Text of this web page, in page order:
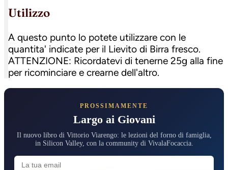
utilizzo
A questo punto lo potete utilizzare con le
quantita' indicate per il Lievito di Birra fresco.
ATTENZIONE: Ricordatevi di tenerne 25g alla fine
per ricominciare e crearne dell'altro.
PROSSIMAMENTE
Largo ai Giovani
Il nuovo libro di Vittorio Viarengo: le lezioni del forno di famiglia,
in Silicon Valley, con la community di VivalaFocaccia.